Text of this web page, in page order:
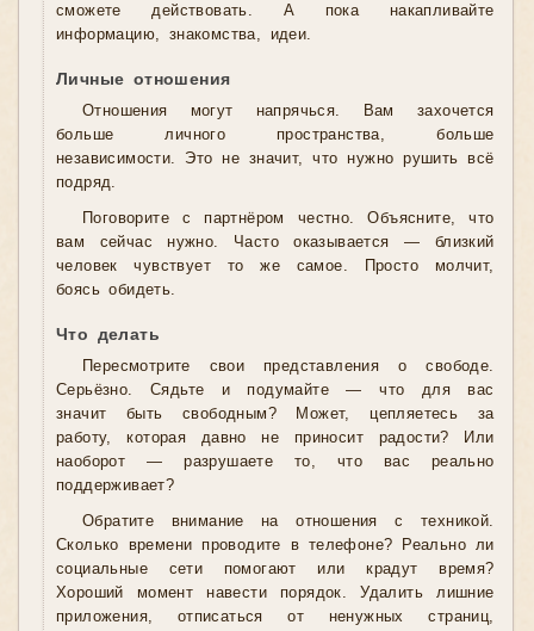
сможете действовать. А пока накапливайте
информацию, знакомства, идеи.
Личные отношения
Отношения могут напрячься. Вам захочется
больше личного пространства, больше
независимости. Это не значит, что нужно рушить всё
подряд.
Поговорите с партнёром честно. Объясните, что
вам сейчас нужно. Часто оказывается — близкий
человек чувствует то же самое. Просто молчит,
боясь обидеть.
Что делать
Пересмотрите свои представления о свободе.
Серьёзно. Сядьте и подумайте — что для вас
значит быть свободным? Может, цепляетесь за
работу, которая давно не приносит радости? Или
наоборот — разрушаете то, что вас реально
поддерживает?
Обратите внимание на отношения с техникой.
Сколько времени проводите в телефоне? Реально ли
социальные сети помогают или крадут время?
Хороший момент навести порядок. Удалить лишние
приложения, отписаться от ненужных страниц,